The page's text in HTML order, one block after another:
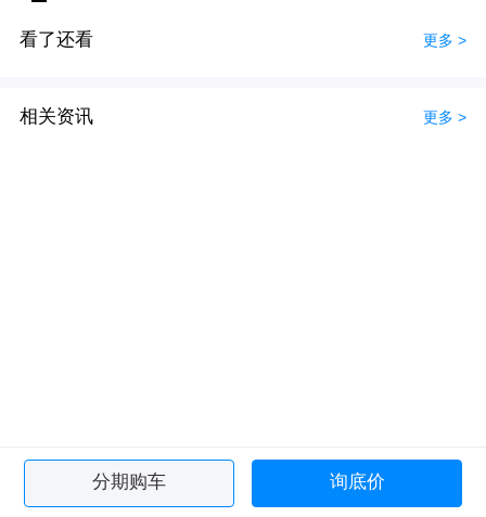
看了还看 更多 >
相关资讯 更多 >
分期购车 询底价